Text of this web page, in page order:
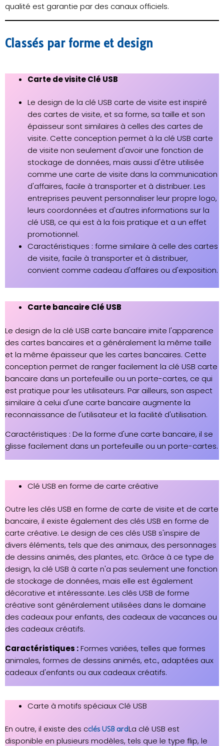
qualité est garantie par des canaux officiels.
Classés par forme et design
Carte de visite Clé USB
Le design de la clé USB carte de visite est inspiré
des cartes de visite, et sa forme, sa taille et son
épaisseur sont similaires à celles des cartes de
visite. Cette conception permet à la clé USB carte
de visite non seulement d'avoir une fonction de
stockage de données, mais aussi d'être utilisée
comme une carte de visite dans la communication
d'affaires, facile à transporter et à distribuer. Les
entreprises peuvent personnaliser leur propre logo,
leurs coordonnées et d'autres informations sur la
clé USB, ce qui est à la fois pratique et a un effet
promotionnel.
Caractéristiques : forme similaire à celle des cartes
de visite, facile à transporter et à distribuer,
convient comme cadeau d'affaires ou d'exposition.
Carte bancaire Clé USB
Le design de la clé USB carte bancaire imite l'apparence
des cartes bancaires et a généralement la même taille
et la même épaisseur que les cartes bancaires. Cette
conception permet de ranger facilement la clé USB carte
bancaire dans un portefeuille ou un porte-cartes, ce qui
est pratique pour les utilisateurs. Par ailleurs, son aspect
similaire à celui d'une carte bancaire augmente la
reconnaissance de l'utilisateur et la facilité d'utilisation.
Caractéristiques : De la forme d'une carte bancaire, il se
glisse facilement dans un portefeuille ou un porte-cartes.
Clé USB en forme de carte créative
Outre les clés USB en forme de carte de visite et de carte
bancaire, il existe également des clés USB en forme de
carte créative. Le design de ces clés USB s'inspire de
divers éléments, tels que des animaux, des personnages
de dessins animés, des plantes, etc. Grâce à ce type de
design, la clé USB à carte n'a pas seulement une fonction
de stockage de données, mais elle est également
décorative et intéressante. Les clés USB de forme
créative sont généralement utilisées dans le domaine
des cadeaux pour enfants, des cadeaux de vacances ou
des cadeaux créatifs.
Caractéristiques :Formes variées, telles que formes
animales, formes de dessins animés, etc., adaptées aux
cadeaux d'enfants ou aux cadeaux créatifs.
Carte à motifs spéciaux Clé USB
En outre, il existe des cclés USB ardLa clé USB est
disponible en plusieurs modèles, tels que le type flip, le